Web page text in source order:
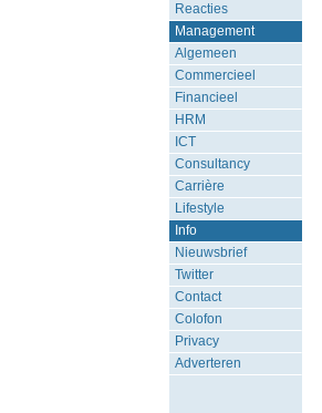
Reacties
Management
Algemeen
Commercieel
Financieel
HRM
ICT
Consultancy
Carrière
Lifestyle
Info
Nieuwsbrief
Twitter
Contact
Colofon
Privacy
Adverteren